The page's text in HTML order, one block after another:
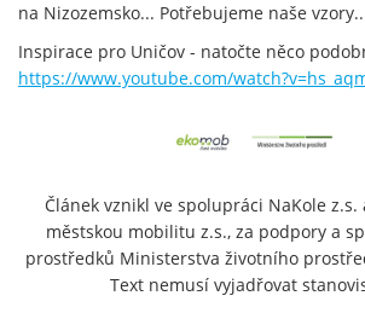
na Nizozemsko... Potřebujeme naše
Inspirace pro Uničov - natočte něco
https://www.youtube.com/
Článek vznikl ve spolupráci NaKole
městskou mobilitu z.s., za podpory a
prostředků Ministerstva životního
Text nemusí vyjadřovat